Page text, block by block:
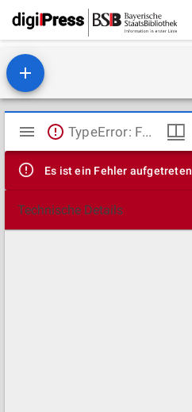
Mirador
Viewer
TypeError: Failed to fetch
Es ist ein Fehler aufgetreten
Technische Details